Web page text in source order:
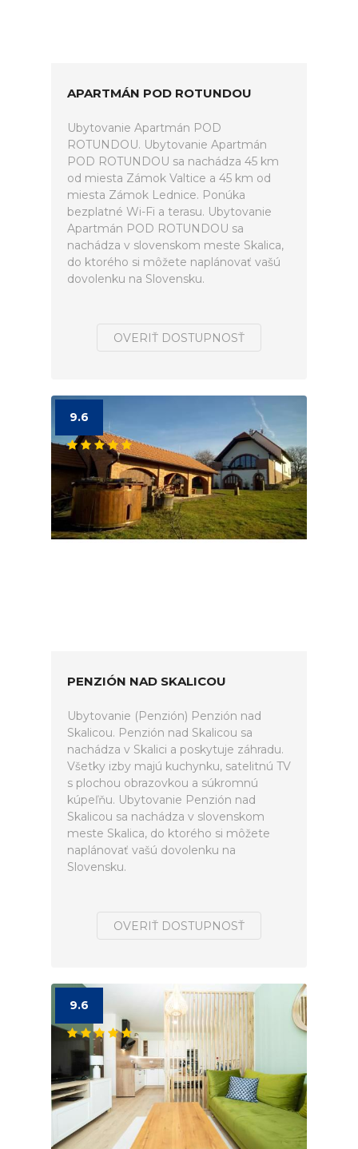
APARTMÁN POD ROTUNDOU
Ubytovanie Apartmán POD
ROTUNDOU. Ubytovanie Apartmán
POD ROTUNDOU sa nachádza 45 km
od miesta Zámok Valtice a 45 km od
miesta Zámok Lednice. Ponúka
bezplatné Wi-Fi a terasu. Ubytovanie
Apartmán POD ROTUNDOU sa
nachádza v slovenskom meste Skalica,
do ktorého si môžete naplánovať vašú
dovolenku na Slovensku.
OVERIŤ DOSTUPNOSŤ
9.6
PENZIÓN NAD SKALICOU
Ubytovanie (Penzión) Penzión nad
Skalicou. Penzión nad Skalicou sa
nachádza v Skalici a poskytuje záhradu.
Všetky izby majú kuchynku, satelitnú TV
s plochou obrazovkou a súkromnú
kúpeľňu. Ubytovanie Penzión nad
Skalicou sa nachádza v slovenskom
meste Skalica, do ktorého si môžete
naplánovať vašú dovolenku na
Slovensku.
OVERIŤ DOSTUPNOSŤ
9.6